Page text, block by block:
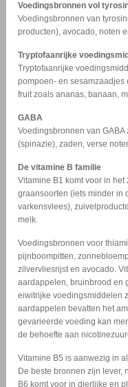
Voedingsbronnen vol
Voedingsbronnen van
producten), avocado, noten
Tryptofaanrijke
Tryptofaanrijke
pompoen- en sesamzaadjes
fruit zoals ananas, banaan,
GABA
Voedingsbronnen van
(spinazie), zaden, verse
De vitamine B familie
Vitamine B1 komt voor in
graansoorten (iets minder in
varkensvlees),
melk.
Voedingsbronnen voor
pijnboompitten,
zilvervliesrijst en avocado.
aardappelen, bruinbrood en
eiwitrijke voedingsmiddelen
aardappelen bevatten het
gevarieerde voeding kan
de behoefte aan
Vitamine B5 is aanwezig in
De beste bronnen zijn lever,
B6 komt voor in dierlijke en